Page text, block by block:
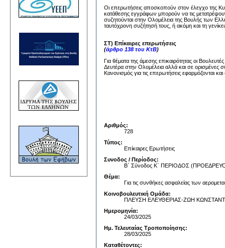
Οι επερωτήσεις αποσκοπούν στον έλεγχο της
κατάθεσης εγγράφων μπορούν να τις
συζητούνται στην Ολομέλεια της Βουλής των
ταυτόχρονη συζήτησή τους, ή ακόμη και τη
ΣΤ) Επίκαιρες επερωτήσεις
(άρθρο 138 του ΚτΒ)
Για θέματα της άμεσης επικαιρότητας οι
Δευτέρα στην Ολομέλεια αλλά και σε ορισμένες
Κανονισμός για τις επερωτήσεις εφαρμόζονται
Αριθμός:
728
Τύπος:
Επίκαιρες Ερωτήσεις
Συνοδος / Περίοδος:
Β΄ Σύνοδος Κ΄ ΠΕΡΙΟΔΟΣ
Θέμα:
Για τις συνθήκες ασφαλείας των
Κοινοβουλευτική Ομάδα:
ΠΛΕΥΣΗ ΕΛΕΥΘΕΡΙΑΣ-ΖΩΗ
Ημερομηνία:
24/03/2025
Ημ. Τελευταίας Τροποποίησης:
28/03/2025
Καταθέτοντες: